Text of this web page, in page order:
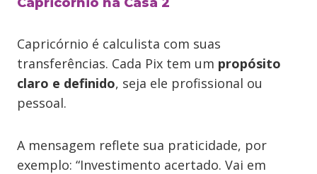
Capricórnio é calculista com suas
transferências. Cada Pix tem um propósito
claro e definido, seja ele profissional ou
pessoal.
A mensagem reflete sua praticidade, por
exemplo: “Investimento acertado. Vai em